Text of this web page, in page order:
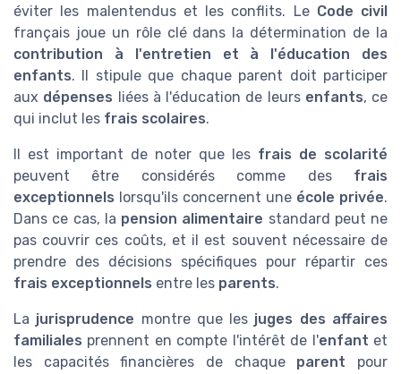
éviter les malentendus et les conflits. Le Code civil
français joue un rôle clé dans la détermination de la
contribution à l'entretien et à l'éducation des
enfants. Il stipule que chaque parent doit participer
aux dépenses liées à l'éducation de leurs enfants, ce
qui inclut les frais scolaires.
Il est important de noter que les frais de scolarité
peuvent être considérés comme des frais
exceptionnels lorsqu'ils concernent une école privée.
Dans ce cas, la pension alimentaire standard peut ne
pas couvrir ces coûts, et il est souvent nécessaire de
prendre des décisions spécifiques pour répartir ces
frais exceptionnels entre les parents.
La jurisprudence montre que les juges des affaires
familiales prennent en compte l'intérêt de l'enfant et
les capacités financières de chaque parent pour